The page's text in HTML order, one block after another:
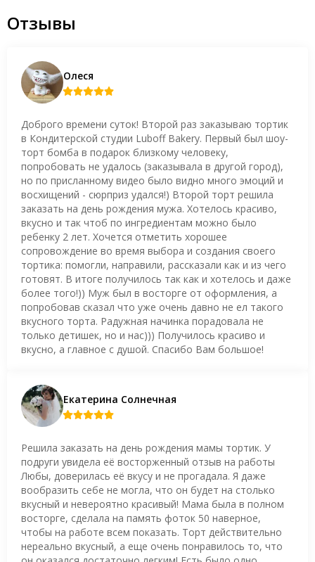
Отзывы
Олеся
Доброго времени суток! Второй раз заказываю тортик
в Кондитерской студии Luboff Bakery. Первый был шоу-
торт бомба в подарок близкому человеку,
попробовать не удалось (заказывала в другой город),
но по присланному видео было видно много эмоций и
восхищений - сюрприз удался!) Второй торт решила
заказать на день рождения мужа. Хотелось красиво,
вкусно и так чтоб по ингредиентам можно было
ребенку 2 лет. Хочется отметить хорошее
сопровождение во время выбора и создания своего
тортика: помогли, направили, рассказали как и из чего
готовят. В итоге получилось так как и хотелось и даже
более того!)) Муж был в восторге от оформления, а
попробовав сказал что уже очень давно не ел такого
вкусного торта. Радужная начинка порадовала не
только детишек, но и нас))) Получилось красиво и
вкусно, а главное с душой. Спасибо Вам большое!
Екатерина Солнечная
Решила заказать на день рождения мамы тортик. У
подруги увидела её восторженный отзыв на работы
Любы, доверилась её вкусу и не прогадала. Я даже
вообразить себе не могла, что он будет на столько
вкусный и невероятно красивый! Мама была в полном
восторге, сделала на память фоток 50 наверное,
чтобы на работе всем показать. Торт действительно
нереально вкусный, а еще очень понравилось то, что